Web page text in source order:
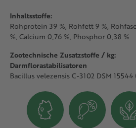
Inhaltsstoffe:
Rohprotein 39 %, Rohfett 9 %,
%, Calcium 0,76 %, Phosphor 0,38 %
Zootechnische Zusatzstoffe / kg:
Darmflorastabilisatoren
Bacillus velezensis C-3102 DSM 15544